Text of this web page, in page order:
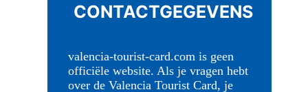
CONTACTGEGEVENS
valencia-tourist-card.com is geen
officiële website. Als je vragen hebt
over de Valencia Tourist Card, je